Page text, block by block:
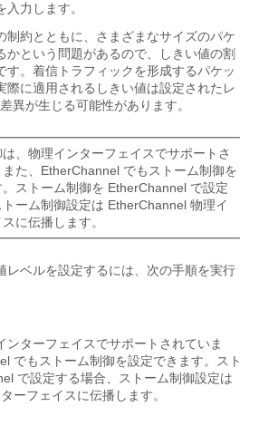
力します。
制約とともに、さまざまなサイズのパケ
かという問題があるので、しきい値の割
す。着信トラフィックを形成するパケッ
際に適用されるしきい値は設定されたレ
異が生じる可能性があります。
、物理インターフェイスでサポートさ
た、EtherChannel でもストーム制御を
ストーム制御を EtherChannel で設定
ーム制御設定は EtherChannel 物理イ
に伝播します。
レベルを設定するには、次の手順を実行
ンターフェイスでサポートされていま
でもストーム制御を設定できます。スト
で設定する場合、ストーム制御設定は
ーフェイスに伝播します。